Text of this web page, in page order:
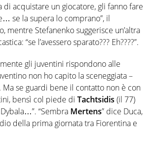
di acquistare un giocatore, gli fanno fare
se la supera lo comprano”, il
mentre Stefanenko suggerisce un’altra
“se l’avessero sparato??? Eh????”.
gli juventini rispondono alle
non ho capito la sceneggiata –
Ma se guardi bene il contatto non è con
bensì col piede di Tachtsidis (il 77)
“Sembra Mertens” dice Duca,
della prima giornata tra Fiorentina e